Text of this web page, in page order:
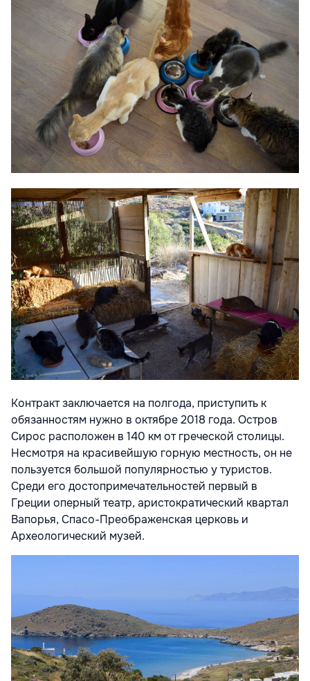
Контракт заключается на полгода, приступить к
обязанностям нужно в октябре 2018 года. Остров
Сирос расположен в 140 км от греческой столицы.
Несмотря на красивейшую горную местность, он не
пользуется большой популярностью у туристов.
Среди его достопримечательностей первый в
Греции оперный театр, аристократический квартал
Вапорья, Спасо-Преображенская церковь и
Археологический музей.